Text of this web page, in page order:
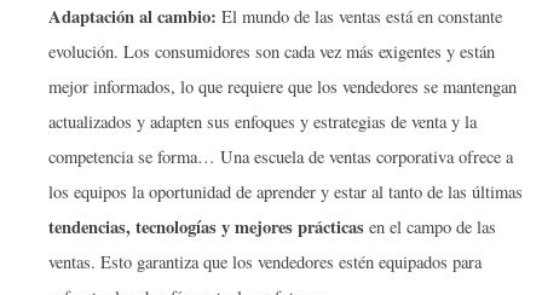
Adaptación al cambio: El mundo de las ventas está en constante
evolución. Los consumidores son cada vez más exigentes y están
mejor informados, lo que requiere que los vendedores se mantengan
actualizados y adapten sus enfoques y estrategias de venta y la
competencia se forma… Una escuela de ventas corporativa ofrece a
los equipos la oportunidad de aprender y estar al tanto de las últimas
tendencias, tecnologías y mejores prácticas en el campo de las
ventas. Esto garantiza que los vendedores estén equipados para